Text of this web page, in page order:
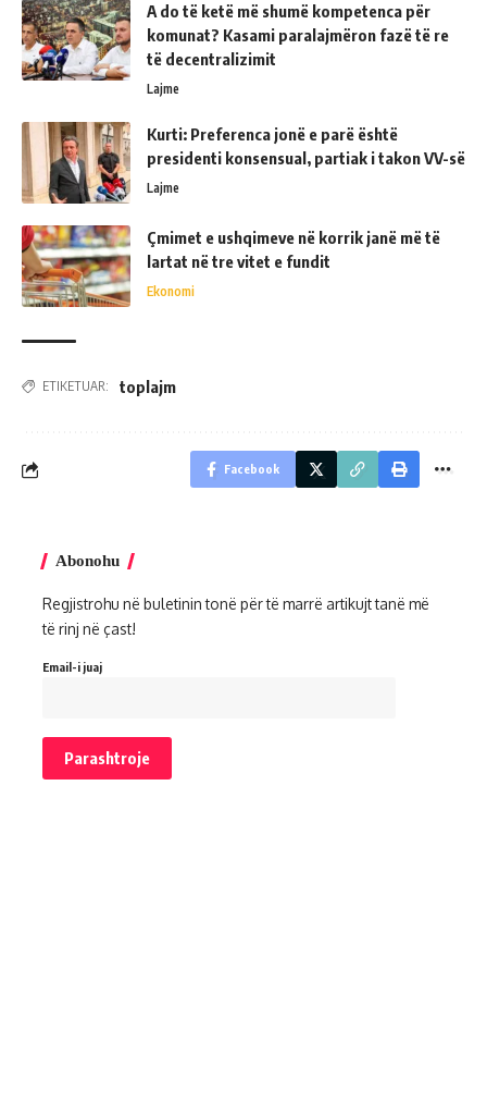
A do të ketë më shumë kompetenca për
komunat? Kasami paralajmëron fazë të re
të decentralizimit
Lajme
Kurti: Preferenca jonë e parë është
presidenti konsensual, partiak i takon VV-së
Lajme
Çmimet e ushqimeve në korrik janë më të
lartat në tre vitet e fundit
Ekonomi
ETIKETUAR: toplajm
Facebook
Abonohu
Regjistrohu në buletinin tonë për të marrë artikujt tanë më
të rinj në çast!
Email-i juaj